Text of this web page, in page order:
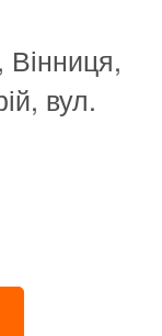
вул.